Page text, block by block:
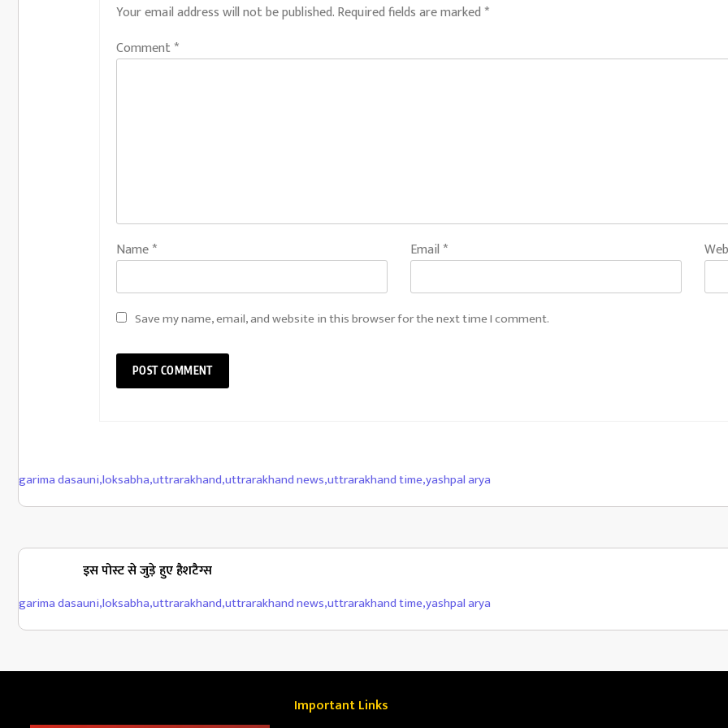
Your email address will not be published.Required fields are marked *
Comment*
Name* Email *
Save my name, email, and website in this browser for the next time I comment.
garima dasauni,loksabha,uttrarakhand,uttrarakhand news,uttrarakhand time,yashpal arya
इस पोस्ट से जुड़े हुए हैशटैग्स
garima dasauni,loksabha,uttrarakhand,uttrarakhand news,uttrarakhand time,yashpal arya
Important Links